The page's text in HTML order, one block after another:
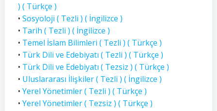
) ( Türkçe )
• Sosyoloji ( Tezli ) ( İngilizce )
• Tarih ( Tezli ) ( İngilizce )
• Temel İslam Bilimleri ( Tezli ) ( Türkçe )
• Türk Dili ve Edebiyatı ( Tezli ) ( Türkçe )
• Türk Dili ve Edebiyatı ( Tezsiz ) ( Türkçe )
• Uluslararası İlişkiler ( Tezli ) ( İngilizce )
• Yerel Yönetimler ( Tezli ) ( Türkçe )
• Yerel Yönetimler ( Tezsiz ) ( Türkçe )